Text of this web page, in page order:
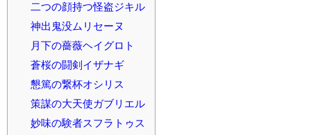
二つの顔持つ怪盗ジキル
神出鬼没ムリセーヌ
月下の薔薇ヘイグロト
蒼桜の闘剣イザナギ
懇篤の繋杯オシリス
策謀の大天使ガブリエル
妙味の験者スフラトゥス